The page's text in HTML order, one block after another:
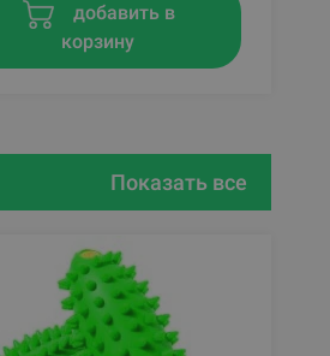
добавить в
корзину
Показать все